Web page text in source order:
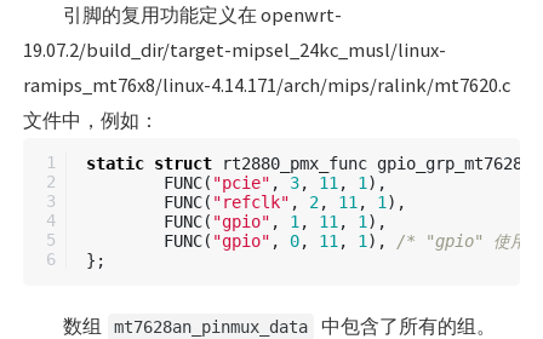
引脚的复用功能定义在 openwrt-
19.07.2/build_dir/target-mipsel_24kc_musl/linux-
ramips_mt76x8/linux-4.14.171/arch/mips/ralink/mt7620.c
文件中，例如：
1
2
3
4
5
static struct rt2880_pmx_func gpio_grp_mt7628
FUNC( "pcie" , 3, 11 , 1 ),
FUNC( "refclk" , 2, 11 , 1 ),
FUNC( "gpio" , 1 , 11 , 1 ),
FUNC( "gpio" , 0, 11 , 1 ),
/* "gpio" 使用的
};
数组 mt7628an_pinmux_data
中包含了所有的组。